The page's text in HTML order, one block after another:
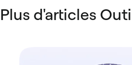
Plus d'articles